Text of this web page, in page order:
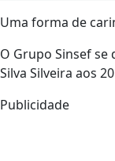
Uma forma de
O Grupo Sinsef se
Silva Silveira aos
Publicidade